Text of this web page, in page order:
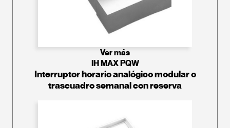
Ver más
IH MAX PQW
Interruptor horario analógico modular o
trascuadro semanal con reserva